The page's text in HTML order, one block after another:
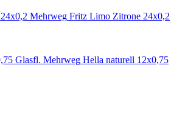
Fritz Limo Zitrone 24x0,2
Hella naturell 12x0,75